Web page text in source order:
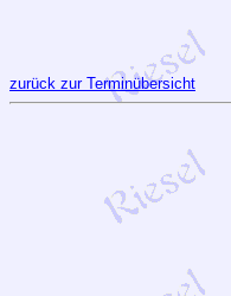
zurück zur Terminübersicht